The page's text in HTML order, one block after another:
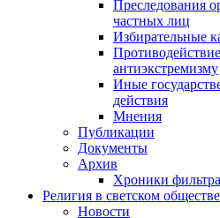
Преследования
частных лиц
Избирательные
антиэкстремизму
Иные
действия
Мнения
Публикации
Документы
Архив
Хроники
Религия в светском обществе
Новости